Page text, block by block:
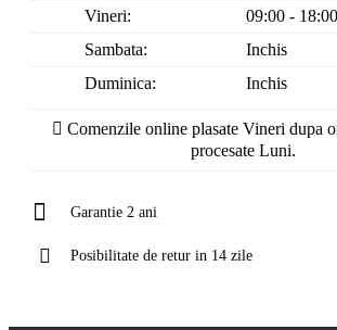
Vineri:
09:00 - 18:00
Sambata:
Inchis
Duminica:
Inchis
Comenzile online plasate Vineri dupa
procesate Luni.
Garantie 2 ani
Posibilitate de retur in 14 zile